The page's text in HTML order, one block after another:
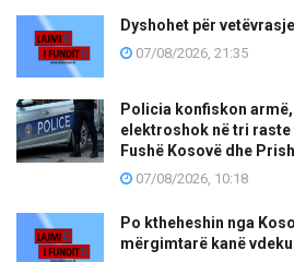
Dyshohet për
07/08/2026, 21:35
Policia konfiskon
elektroshok në tri raste
Fushë Kosovë dhe
07/08/2026, 10:18
Po ktheheshin nga
mërgimtarë kanë